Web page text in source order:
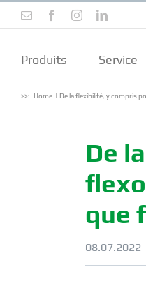
Email FacebookInstagramLinkedIn
Produits Service
>>: Home De la flexibilité, y compris
De
que
08.07.2022